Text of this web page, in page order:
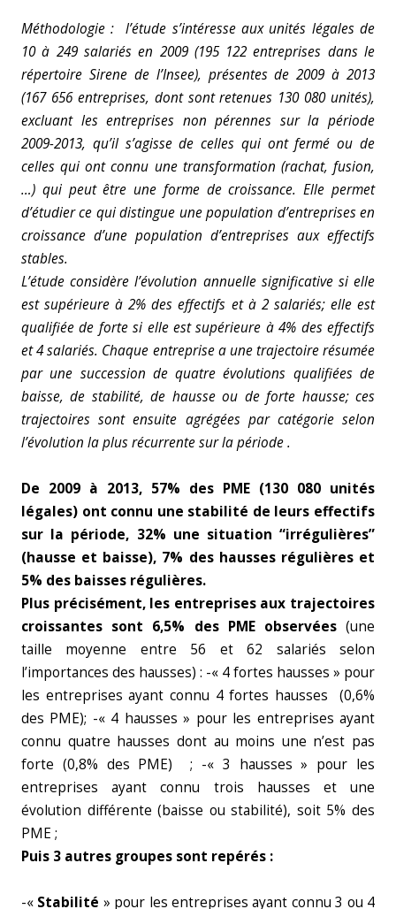
Méthodologie : l’étude s’intéresse aux unités légales de
10 à 249 salariés en 2009 (195 122 entreprises dans le
répertoire Sirene de l’Insee), présentes de 2009 à 2013
(167 656 entreprises, dont sont retenues 130 080 unités),
excluant les entreprises non pérennes sur la période
2009-2013, qu’il s’agisse de celles qui ont fermé ou de
celles qui ont connu une transformation (rachat, fusion,
…) qui peut être une forme de croissance. Elle permet
d’étudier ce qui distingue une population d’entreprises en
croissance d’une population d’entreprises aux effectifs
stables.
L’étude considère l’évolution annuelle significative si elle
est supérieure à 2% des effectifs et à 2 salariés; elle est
qualifiée de forte si elle est supérieure à 4% des effectifs
et 4 salariés. Chaque entreprise a une trajectoire résumée
par une succession de quatre évolutions qualifiées de
baisse, de stabilité, de hausse ou de forte hausse; ces
trajectoires sont ensuite agrégées par catégorie selon
l’évolution la plus récurrente sur la période .
De 2009 à 2013, 57% des PME (130 080 unités
légales) ont connu une stabilité de leurs effectifs
sur la période, 32% une situation “irrégulières”
(hausse et baisse), 7% des hausses régulières et
5% des baisses régulières.
Plus précisément, les entreprises aux trajectoires
croissantes sont 6,5% des PME observées (une
taille moyenne entre 56 et 62 salariés selon
l’importances des hausses) : -« 4 fortes hausses » pour
les entreprises ayant connu 4 fortes hausses (0,6%
des PME); -« 4 hausses » pour les entreprises ayant
connu quatre hausses dont au moins une n’est pas
forte (0,8% des PME) ; -« 3 hausses » pour les
entreprises ayant connu trois hausses et une
évolution différente (baisse ou stabilité), soit 5% des
PME ;
Puis 3 autres groupes sont repérés :
-« Stabilité » pour les entreprises ayant connu 3 ou 4